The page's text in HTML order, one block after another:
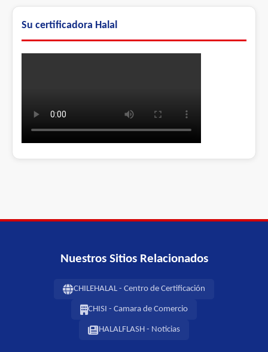
Su certificadora Halal
Nuestros Sitios Relacionados
CHILEHALAL - Centro de Certificación
CHISI - Camara de Comercio
HALALFLASH - Noticias